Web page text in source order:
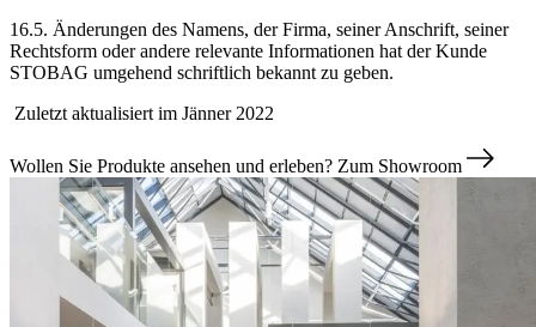
16.5. Änderungen des Namens, der Firma, seiner Anschrift, seiner
Rechtsform oder andere relevante Informationen hat der Kunde
STOBAG umgehend schriftlich bekannt zu geben.
Zuletzt aktualisiert im Jänner 2022
Wollen Sie Produkte ansehen und erleben? Zum Showroom